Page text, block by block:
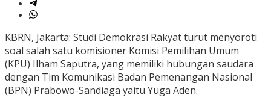
KBRN, Jakarta: Studi Demokrasi Rakyat turut menyoroti
soal salah satu komisioner Komisi Pemilihan Umum
(KPU) Ilham Saputra, yang memiliki hubungan saudara
dengan Tim Komunikasi Badan Pemenangan Nasional
(BPN) Prabowo-Sandiaga yaitu Yuga Aden.